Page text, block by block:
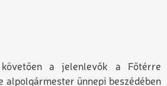
a jelenlevők a Főtérre
alpolgármester ünnepi beszédében